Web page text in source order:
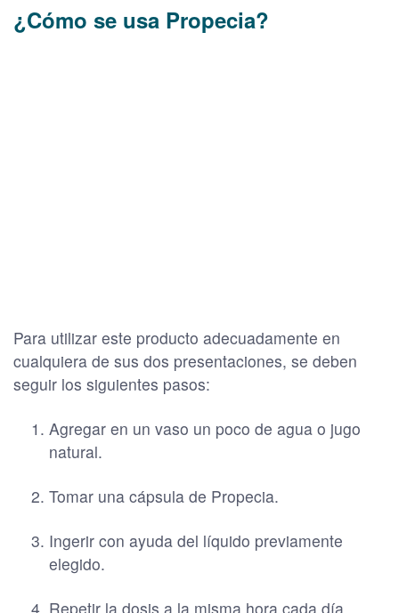
¿Cómo se usa Propecia?
Para utilizar este producto adecuadamente en
cualquiera de sus dos presentaciones, se deben
seguir los siguientes pasos:
Agregar en un vaso un poco de agua o jugo
natural.
Tomar una cápsula de Propecia.
Ingerir con ayuda del líquido previamente
elegido.
Repetir la dosis a la misma hora cada día.